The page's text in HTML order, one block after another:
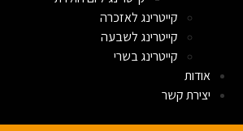
קייטרינג לאזכרה
קייטרינג לשבעה
קייטרינג בשרי
אודות
יצירת קשר